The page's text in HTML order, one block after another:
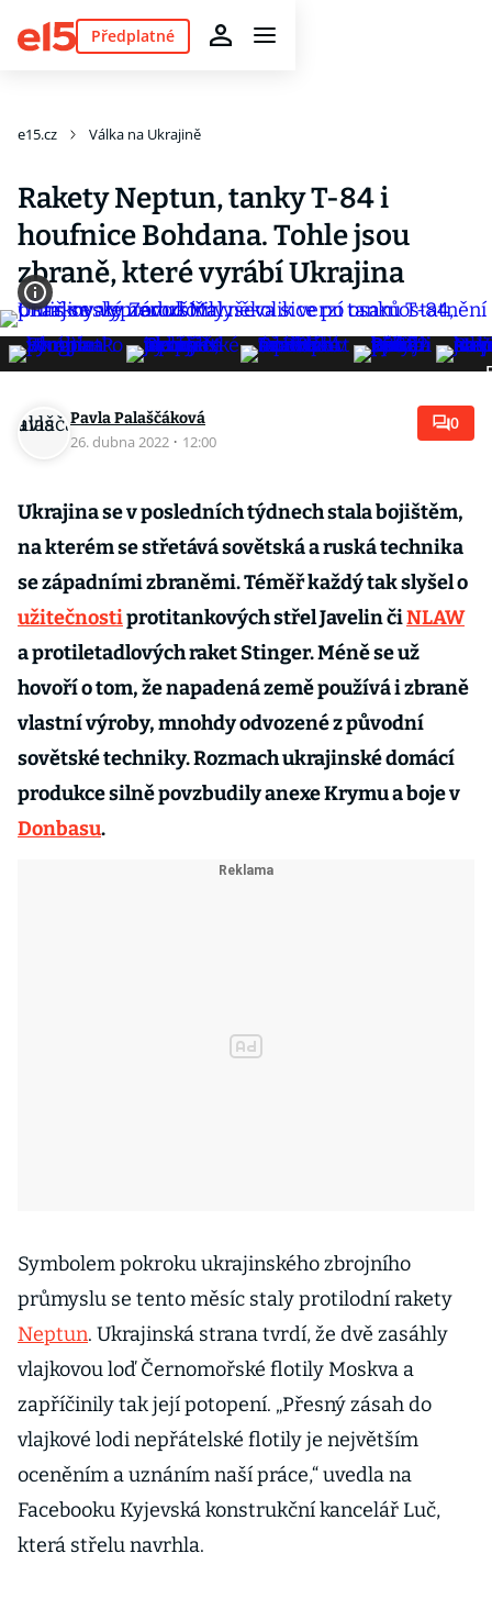
Předplatné
e15.cz Válka na Ukrajině
Rakety Neptun, tanky T-84 i
houfnice Bohdana. Tohle jsou
zbraně, které vyrábí Ukrajina
Pavla Palaščáková
26. dubna 2022 · 12:00
0
Ukrajina se v posledních týdnech stala bojištěm,
na kterém se střetává sovětská a ruská technika
se západními zbraněmi. Téměř každý tak slyšel o
užitečnostiprotitankových střel Javelin čiNLAW
a protiletadlových raket Stinger. Méně se už
hovoří o tom, že napadená země používá i zbraně
vlastní výroby, mnohdy odvozené z původní
sovětské techniky. Rozmach ukrajinské domácí
produkce silně povzbudily anexe Krymu a boje v
Donbasu.
Symbolem pokroku ukrajinského zbrojního
průmyslu se tento měsíc staly protilodní rakety
Neptun. Ukrajinská strana tvrdí, že dvě zasáhly
vlajkovou loď Černomořské flotily Moskva a
zapříčinily tak její potopení. „Přesný zásah do
vlajkové lodi nepřátelské flotily je největším
oceněním a uznáním naší práce,“ uvedla na
Facebooku Kyjevská konstrukční kancelář Luč,
která střelu navrhla.